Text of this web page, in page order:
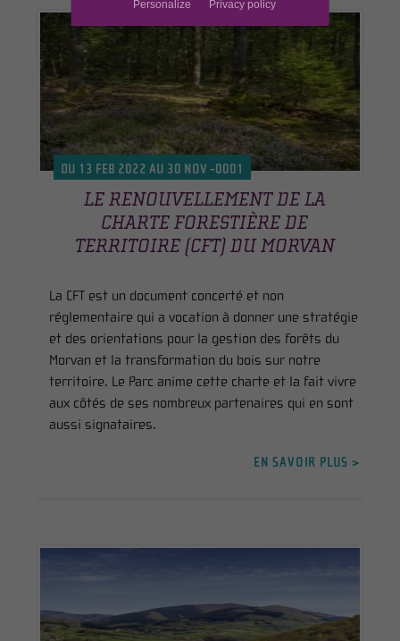
DU 13 FEB 2022 AU 30 NOV -0001
LE RENOUVELLEMENT DE LA
CHARTE FORESTIÈRE DE
TERRITOIRE (CFT) DU MORVAN
La CFT est un document concerté et non
réglementaire qui a vocation à donner une stratégie
et des orientations pour la gestion des forêts du
Morvan et la transformation du bois sur notre
territoire. Le Parc anime cette charte et la fait vivre
aux côtés de ses nombreux partenaires qui en sont
aussi signataires.
EN SAVOIR PLUS >
Personalize Privacy policy